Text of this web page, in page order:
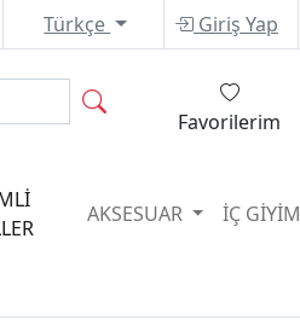
Türkçe Giriş Yap
Favorilerim
AKSESUAR İÇ GİYİM